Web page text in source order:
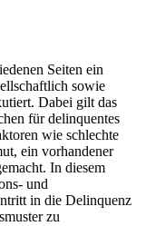
Seiten ein
sowie
Dabei gilt das
für delinquentes
wie schlechte
ein vorhandener
In diesem
und
in die Delinquenz
zu